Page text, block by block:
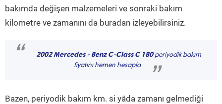
bakımda değişen malzemeleri ve sonraki bakım
kilometre ve zamanını da buradan izleyebilirsiniz.
“ 2002 Mercedes - Benz C-Class C 180periyodik bakım
fiyatını hemen hesapla
”
Bazen, periyodik bakım km. si yâda zamanı gelmediği